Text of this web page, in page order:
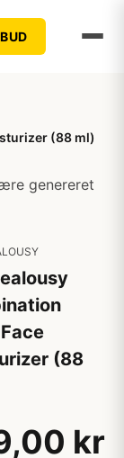
(88 ml)
genereret
(88
kr